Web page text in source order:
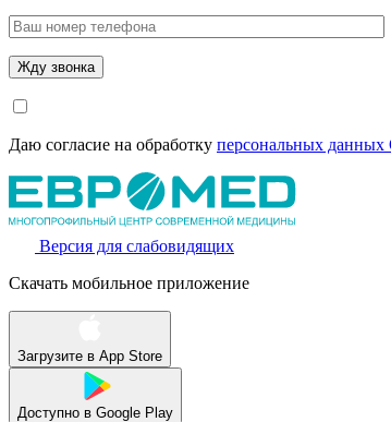
Даю согласие на обработку персональных
Версия для слабовидящих
Скачать мобильное приложение
Загрузите в App Store
Доступно в Google Play